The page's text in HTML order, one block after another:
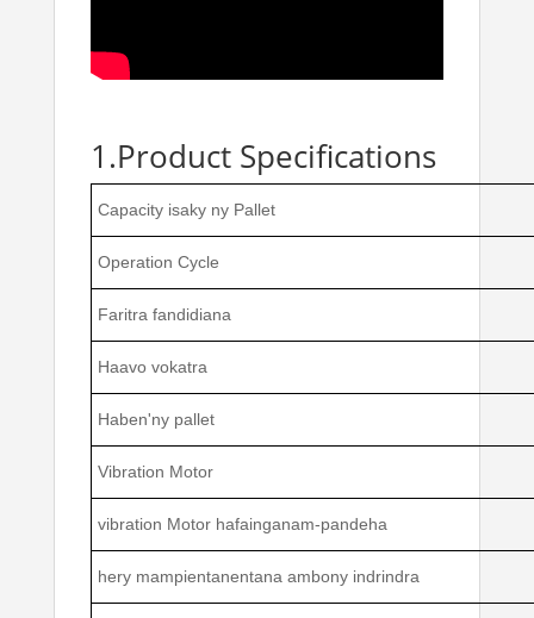
1.Product Specifications
Capacity isaky ny Pallet
Operation Cycle
Faritra fandidiana
Haavo vokatra
Haben'ny pallet
Vibration Motor
vibration Motor hafainganam-pandeha
hery mampientanentana ambony indrindra